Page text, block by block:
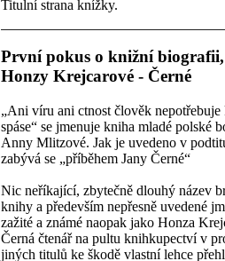
Titulní strana knížky.
První pokus o knižní
Honzy Krejcarové - Černé
„Ani víru ani ctnost člověk nepotřebuje
spáse“ se jmenuje kniha mladé polské
Anny Mlitzové. Jak je uvedeno v
zabývá se „příběhem Jany Černé“
Nic neříkající, zbytečně dlouhý název
knihy a především nepřesně uvedené
zažité a známé naopak jako Honza
Černá čtenář na pultu knihkupectví v
jiných titulů ke škodě vlastní lehce